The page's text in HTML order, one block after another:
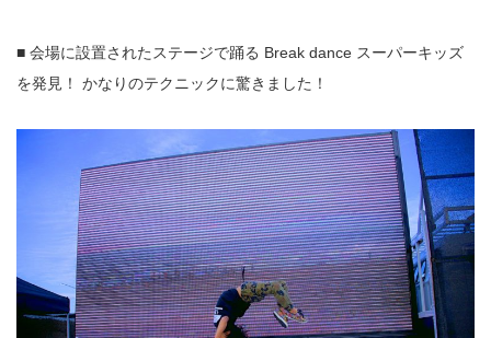
■ 会場に設置されたステージで踊る Break dance スーパーキッズ
を発見！ かなりのテクニックに驚きました！